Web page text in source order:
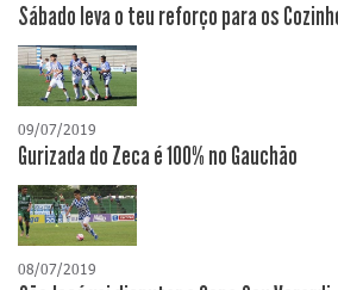
Sábado leva o teu reforço para os
09/07/2019
Gurizada do Zeca é 100% no Gauchão
08/07/2019